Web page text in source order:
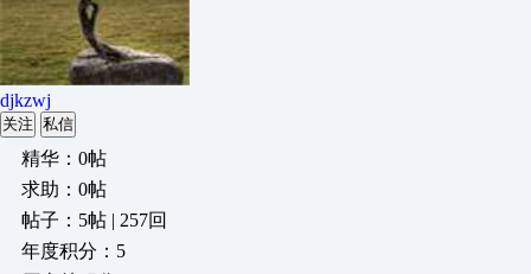
djkzwj
关注 私信
精华：0帖
求助：0帖
帖子：5帖 | 257回
年度积分：5